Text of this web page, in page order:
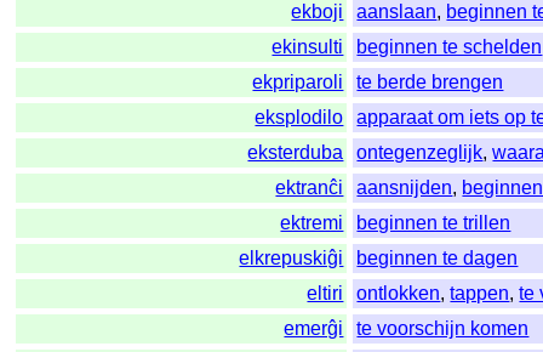
ekboji
aanslaan, beginnen
ekinsulti
beginnen te schelden
ekpriparoli
te berde brengen
eksplodilo
apparaat om iets op
eksterduba
ontegenzeglijk,
ektranĉi
aansnijden,
ektremi
beginnen te trillen
elkrepuskiĝi
beginnen te dagen
eltiri
ontlokken,tappen,te
emerĝi
te voorschijn komen